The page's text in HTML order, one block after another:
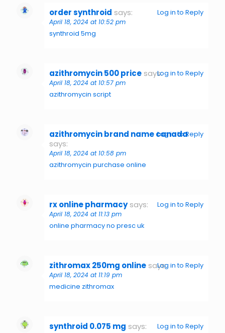
order synthroid says:
April 18, 2024 at 10:52 pm
synthroid 5mg
Log in to Reply
azithromycin 500 price says:
April 18, 2024 at 10:57 pm
azithromycin script
Log in to Reply
azithromycin brand name canada
says:
April 18, 2024 at 10:58 pm
azithromycin purchase online
Log in to Reply
rx online pharmacy says:
April 18, 2024 at 11:13 pm
online pharmacy no presc uk
Log in to Reply
zithromax 250mg online says:
April 18, 2024 at 11:19 pm
medicine zithromax
Log in to Reply
synthroid 0.075 mg says: Log in to Reply